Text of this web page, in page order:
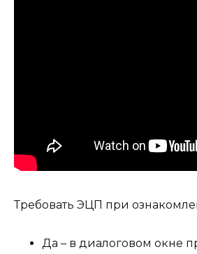
Требовать ЭЦП при
Да – в диалоговом окне